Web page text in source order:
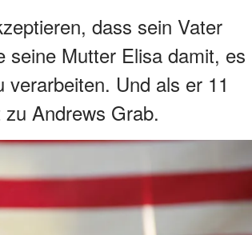
dass sein Vater
seine Mutter Elisa damit, es
Und als er 11
Andrews Grab.